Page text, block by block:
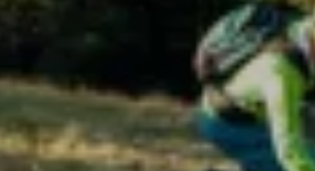
SERVICES & SPA
URLAUBSTIPPS